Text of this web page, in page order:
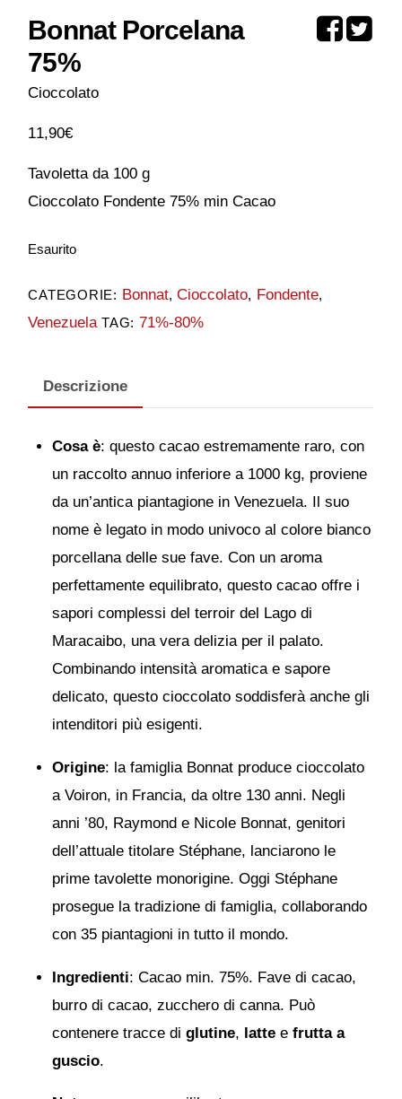
Bonnat Porcelana
75%
Cioccolato
11,90€
Tavoletta da 100 g
Cioccolato Fondente 75% min Cacao
Esaurito
CATEGORIE: Bonnat,Cioccolato, Fondente,
Venezuela TAG: 71%-80%
Descrizione
Cosa è: questo cacao estremamente raro, con
un raccolto annuo inferiore a 1000 kg, proviene
da un’antica piantagione in Venezuela. Il suo
nome è legato in modo univoco al colore bianco
porcellana delle sue fave. Con un aroma
perfettamente equilibrato, questo cacao offre i
sapori complessi del terroir del Lago di
Maracaibo, una vera delizia per il palato.
Combinando intensità aromatica e sapore
delicato, questo cioccolato soddisferà anche gli
intenditori più esigenti.
Origine: la famiglia Bonnat produce cioccolato
a Voiron, in Francia, da oltre 130 anni. Negli
anni ’80, Raymond e Nicole Bonnat, genitori
dell’attuale titolare Stéphane, lanciarono le
prime tavolette monorigine. Oggi Stéphane
prosegue la tradizione di famiglia, collaborando
con 35 piantagioni in tutto il mondo.
Ingredienti: Cacao min. 75%. Fave di cacao,
burro di cacao, zucchero di canna. Può
contenere tracce diglutine, latte efrutta a
guscio.